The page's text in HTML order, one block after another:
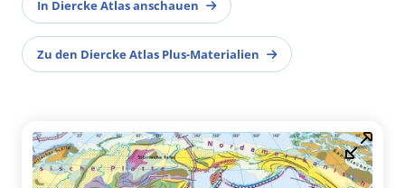
In Diercke Atlas anschauen
Zu den Diercke Atlas Plus-Materialien